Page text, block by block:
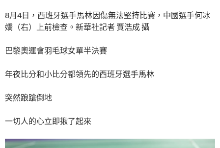
8月4日，西班牙選手馬林因傷無法堅持比賽，中國選手何冰
嬌（右）上前檢查。新華社記者 賈浩成 攝
巴黎奧運會羽毛球女單半決賽
年夜比分和小比分都領先的西班牙選手馬林
突然踉蹌倒地
一切人的心立即揪了起來